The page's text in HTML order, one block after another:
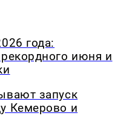
года:
июня и
запуск
Кемерово и